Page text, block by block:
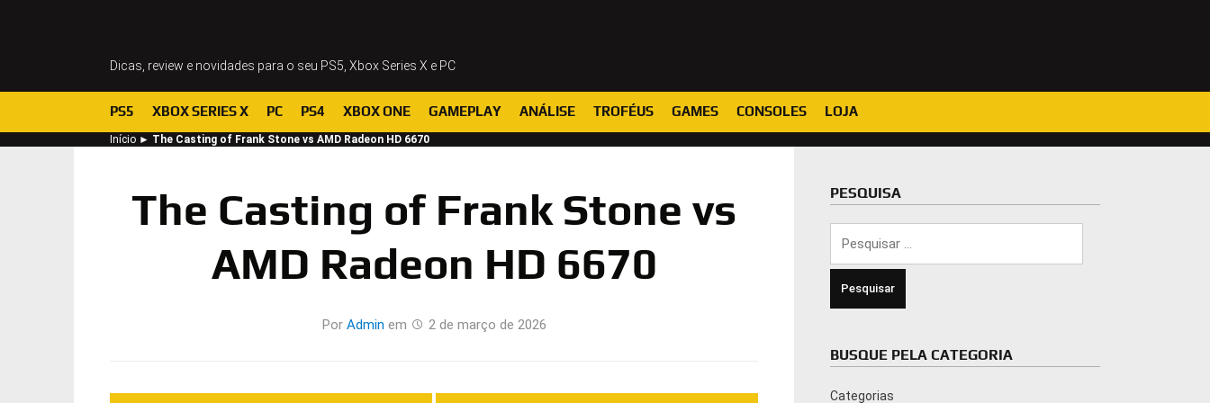
Dicas, review e novidades para o seu PS5, Xbox Series X e PC
PS5 XBOX SERIES X PC PS4 XBOX ONE GAMEPLAY ANÁLISE TROFÉUS GAMES CONSOLES LOJA
Início ► The Casting of Frank Stone vs AMD Radeon HD 6670
The Casting of Frank Stone vs
AMD Radeon HD 6670
Por Admin em 2 de março de 2026
PESQUISA
BUSQUE PELA CATEGORIA
Categorias